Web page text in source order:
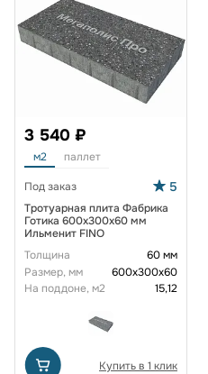
3 540 ₽
м2 паллет
Под заказ 5
Тротуарная плита Фабрика
Готика 600х300х60 мм
Ильменит FINO
Толщина
60 мм
Размер, мм
600х300х60
На поддоне, м2
15,12
Купить в 1 клик